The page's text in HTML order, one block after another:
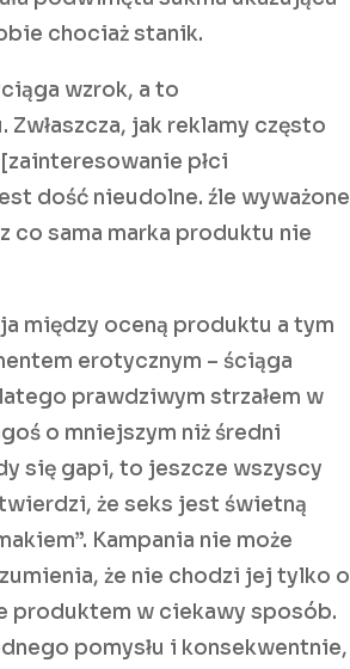
chociaż stanik.
wzrok, a to
jak reklamy często
płci
dość nieudolne. źle wyważone
co sama marka produktu nie
między oceną produktu a tym
erotycznym – ściąga
prawdziwym strzałem w
o mniejszym niż średni
się gapi, to jeszcze wszyscy
że seks jest świetną
Kampania nie może
że nie chodzi jej tylko o
produktem w ciekawy sposób.
pomysłu i konsekwentnie,